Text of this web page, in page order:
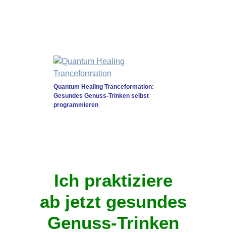
Quantum Healing Tranceformation:
Gesundes Genuss-Trinken selbst
programmieren
Ich praktiziere
ab jetzt gesundes
Genuss-Trinken